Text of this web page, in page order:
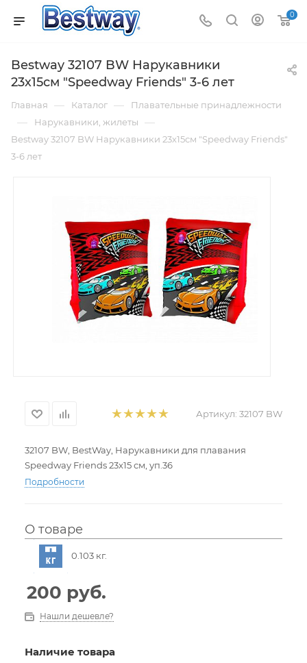
0
Bestway 32107 BW Нарукавники
23х15см "Speedway Friends" 3-6 лет
Главная — Каталог — Плавательные принадлежности
— Нарукавники, жилеты —
Bestway 32107 BW Нарукавники 23х15см "Speedway Friends"
3-6 лет
Артикул: 32107 BW
32107 BW, BestWay, Нарукавники для плавания
Speedway Friends 23х15 см, уп.36
Подробности
О товаре
0.103 кг.
200 руб.
Нашли дешевле?
Наличие товара